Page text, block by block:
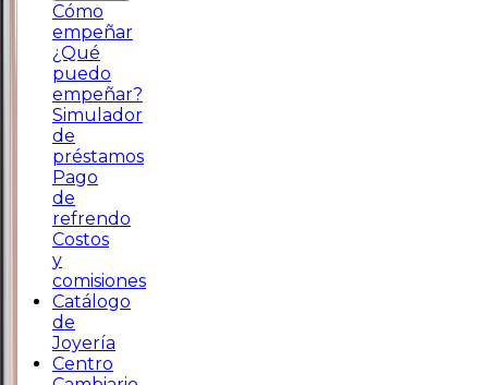
Cómo
empeñar
¿Qué
puedo
empeñar?
Simulador
de
préstamos
Pago
de
refrendo
Costos
y
comisiones
Catálogo
de
Joyería
Centro